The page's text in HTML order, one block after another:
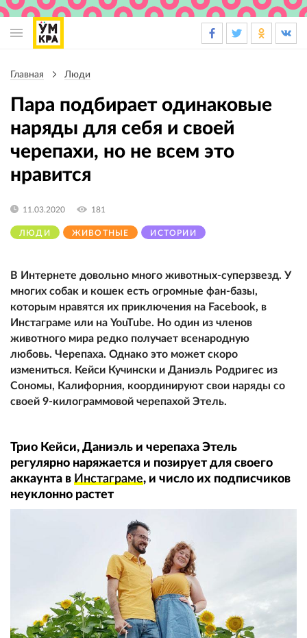
навигации
Главная Люди
Пара подбирает одинаковые
наряды для себя и своей
черепахи, но не всем это
нравится
ЛЮДИ ЖИВОТНЫЕ ИСТОРИИ
11.03.2020 181
В Интернете довольно много животных-суперзвезд. У
многих собак и кошек есть огромные фан-базы,
которым нравятся их приключения на Facebook, в
Инстаграме или на YouTube. Но один из членов
животного мира редко получает всенародную
любовь. Черепаха. Однако это может скоро
измениться. Кейси Кучински и Даниэль Родригес из
Сономы, Калифорния, координируют свои наряды со
своей 9-килограммовой черепахой Этель.
Трио Кейси, Даниэль и черепаха Этель
регулярно наряжается и позирует для своего
аккаунта в Инстаграме, и число их подписчиков
неуклонно растет